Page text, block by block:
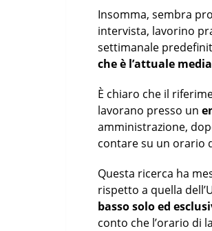
Insomma, sembra
intervista, lavorino
settimanale
che è l’attuale
È chiaro che il
lavorano presso un
amministrazione,
contare su un orario
Questa ricerca ha
rispetto a quella
basso solo ed
conto che l’orario di